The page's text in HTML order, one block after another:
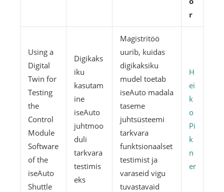
r
Using a
Digital
Twin for
Testing
the
Control
Module
Software
of the
iseAuto
Shuttle
Digikaks
iku
kasutam
ine
iseAuto
juhtmoo
duli
tarkvara
testimis
eks
Magistritöö
uurib, kuidas
digikaksiku
mudel toetab
iseAuto madala
taseme
juhtsüsteemi
tarkvara
funktsionaalset
testimist ja
varaseid vigu
tuvastavaid
H
ei
k
o
Pi
k
n
er